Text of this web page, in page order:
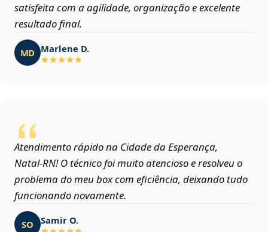
satisfeita com a agilidade, organização e excelente
resultado final.
MD Marlene D.
Atendimento rápido na Cidade da Esperança,
Natal‑RN! O técnico foi muito atencioso e resolveu o
problema do meu box com eficiência, deixando tudo
funcionando novamente.
SO Samir O.